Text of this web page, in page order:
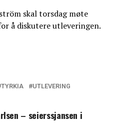
skal torsdag møte
å diskutere utleveringen.
TYRKIA UTLEVERING
– seierssjansen i